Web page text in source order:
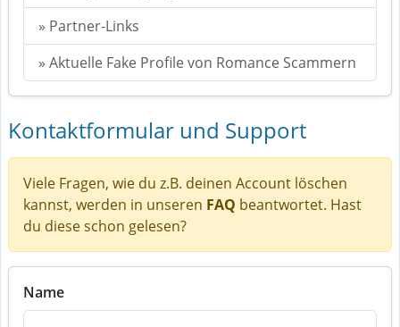
» Partner-Links
» Aktuelle Fake Profile von Romance Scammern
Kontaktformular und Support
Viele Fragen, wie du z.B. deinen Account löschen
kannst, werden in unseren FAQ beantwortet. Hast
du diese schon gelesen?
Name